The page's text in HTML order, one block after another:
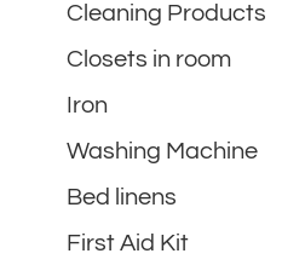
Cleaning Products
Closets in room
Iron
Washing Machine
Bed linens
First Aid Kit